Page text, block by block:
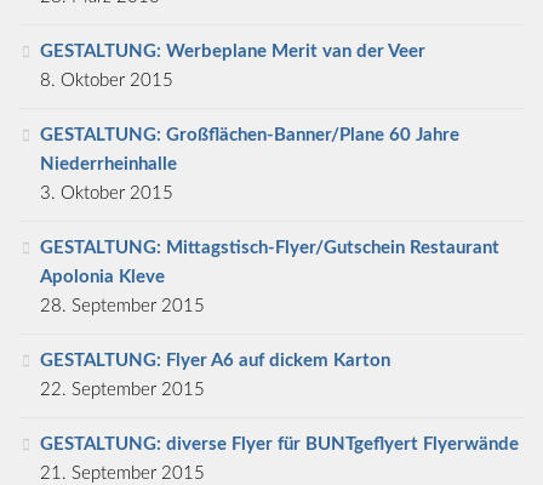
GESTALTUNG: Werbeplane Merit van der Veer
8. Oktober 2015
GESTALTUNG: Großflächen-Banner/Plane 60 Jahre
Niederrheinhalle
3. Oktober 2015
GESTALTUNG: Mittagstisch-Flyer/Gutschein Restaurant
Apolonia Kleve
28. September 2015
GESTALTUNG: Flyer A6 auf dickem Karton
22. September 2015
GESTALTUNG: diverse Flyer für BUNTgeflyert Flyerwände
21. September 2015